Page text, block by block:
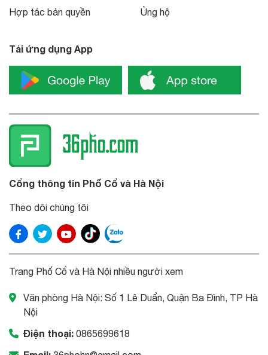
Hợp tác bản quyền Ủng hộ
Tải ứng dụng App
Cổng thông tin Phố Cổ và Hà Nội
Theo dõi chúng tôi
Trang Phố Cổ và Hà Nội nhiều người xem
Văn phòng Hà Nội: Số 1 Lê Duẩn, Quận Ba Đình, TP Hà
Nội
Điện thoại: 0865699618